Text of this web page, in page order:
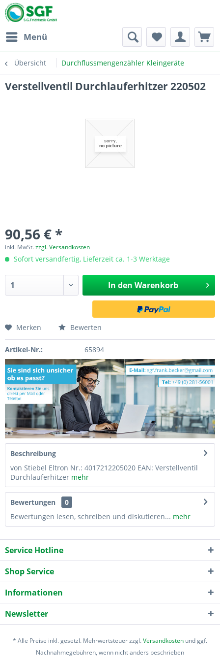
Menü
Übersicht Durchflussmengenzähler Kleingeräte
Verstellventil Durchlauferhitzer 220502
90,56 € *
inkl. MwSt.zzgl. Versandkosten
Sofort versandfertig, Lieferzeit ca. 1-3 Werktage
In den Warenkorb
Merken Bewerten
Artikel-Nr.: 65894
Beschreibung
von Stiebel Eltron Nr.: 4017212205020 EAN: Verstellventil
Durchlauferhitzer mehr
Bewertungen
0
Bewertungen lesen, schreiben und diskutieren... mehr
Service Hotline
Shop Service
Informationen
Newsletter
* Alle Preise inkl. gesetzl. Mehrwertsteuer zzgl.Versandkosten und ggf.
Nachnahmegebühren, wenn nicht anders beschrieben